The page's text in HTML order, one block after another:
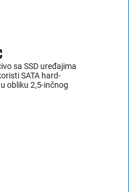
sa SSD uređajima
SATA hard-
obliku 2,5-inčnog